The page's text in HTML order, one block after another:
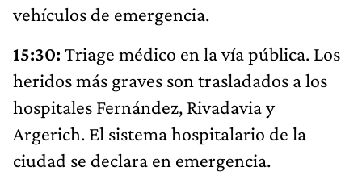
vehículos de emergencia.
15:30: Triage médico en la vía pública. Los
heridos más graves son trasladados a los
hospitales Fernández, Rivadavia y
Argerich. El sistema hospitalario de la
ciudad se declara en emergencia.